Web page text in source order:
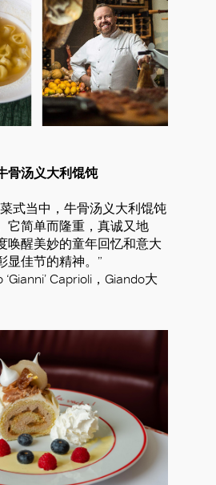
骨汤义大利馄饨
式当中，牛骨汤义大利馄饨
它简单而隆重，真诚又地
唤醒美妙的童年回忆和意大
显佳节的精神。”
Caprioli，Giando大